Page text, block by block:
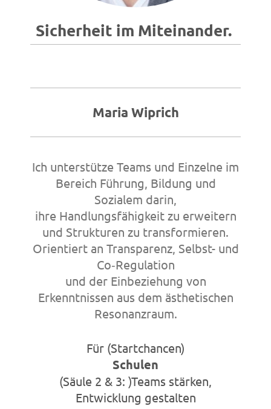
Sicherheit im Miteinander.
Maria Wiprich
Ich unterstütze Teams und Einzelne im
Bereich Führung, Bildung und
Sozialem darin,
ihre Handlungsfähigkeit zu erweitern
und Strukturen zu transformieren.
Orientiert an Transparenz, Selbst- und
Co‑Regulation
und der Einbeziehung von
Erkenntnissen aus dem ästhetischen
Resonanzraum.
Für (Startchancen)
Schulen
(Säule 2 & 3: )Teams stärken,
Entwicklung gestalten